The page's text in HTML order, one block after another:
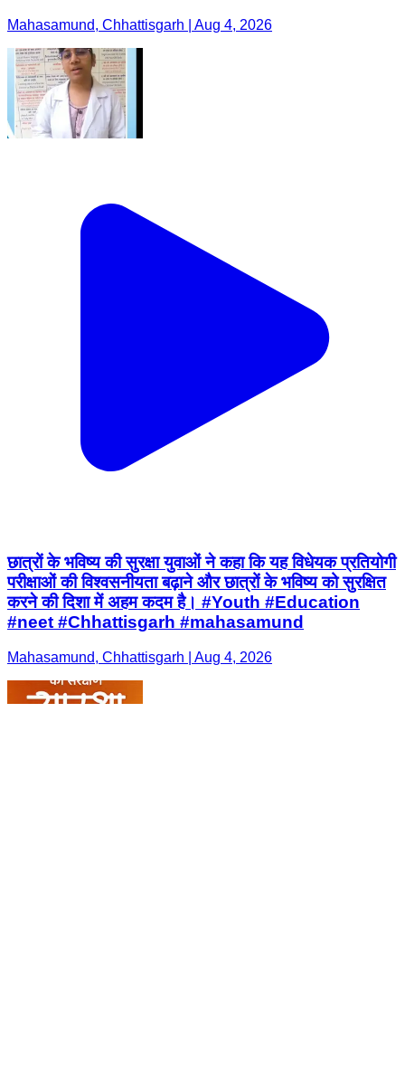
Mahasamund, Chhattisgarh | Aug 4, 2026
छात्रों के भविष्य की सुरक्षा युवाओं ने कहा कि यह विधेयक प्रतियोगी
परीक्षाओं की विश्वसनीयता बढ़ाने और छात्रों के भविष्य को सुरक्षित
करने की दिशा में अहम कदम है। #Youth #Education
#neet #Chhattisgarh #mahasamund
Mahasamund, Chhattisgarh | Aug 4, 2026